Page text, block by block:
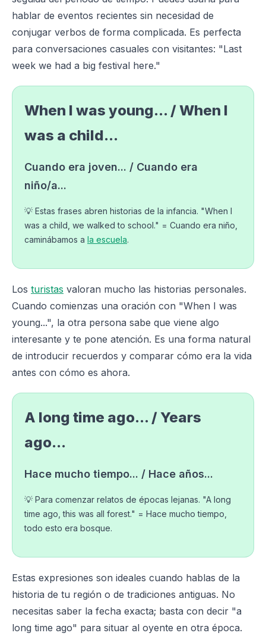
hablar de eventos recientes sin necesidad de
conjugar verbos de forma complicada. Es perfecta
para conversaciones casuales con visitantes: "Last
week we had a big festival here."
When I was young... / When I
was a child...
Cuando era joven... / Cuando era
niño/a...
💡 Estas frases abren historias de la infancia. "When I
was a child, we walked to school." = Cuando era niño,
caminábamos a la escuela.
Los turistas valoran mucho las historias personales.
Cuando comienzas una oración con "When I was
young...", la otra persona sabe que viene algo
interesante y te pone atención. Es una forma natural
de introducir recuerdos y comparar cómo era la vida
antes con cómo es ahora.
A long time ago... / Years
ago...
Hace mucho tiempo... / Hace años...
💡 Para comenzar relatos de épocas lejanas. "A long
time ago, this was all forest." = Hace mucho tiempo,
todo esto era bosque.
Estas expresiones son ideales cuando hablas de la
historia de tu región o de tradiciones antiguas. No
necesitas saber la fecha exacta; basta con decir "a
long time ago" para situar al oyente en otra época.